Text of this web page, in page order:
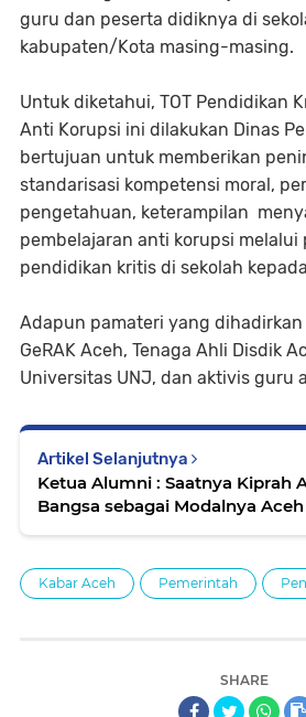
guru dan peserta didiknya di
kabupaten/Kota masing-masing.
Untuk diketahui, TOT Pendidikan
Anti Korupsi ini dilakukan Dinas
bertujuan untuk memberikan
standarisasi kompetensi moral,
pengetahuan, keterampilan
pembelajaran anti korupsi melalui
pendidikan kritis di sekolah
Adapun pamateri yang
GeRAK Aceh, Tenaga Ahli Disdik
Universitas UNJ, dan aktivis guru
Artikel Selanjutnya
Ketua Alumni : Saatnya Kiprah Alumni SMA Modal
Bangsa sebagai Modalnya Aceh
Kabar Aceh Pemerintah
SHARE